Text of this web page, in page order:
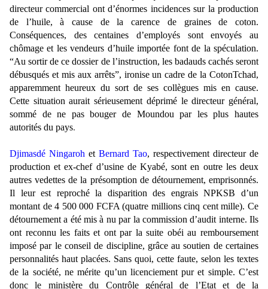
directeur commercial ont d’énormes incidences sur la production
de l’huile, à cause de la carence de graines de coton.
Conséquences, des centaines d’employés sont envoyés au
chômage et les vendeurs d’huile importée font de la spéculation.
“Au sortir de ce dossier de l’instruction, les badauds cachés seront
débusqués et mis aux arrêts”, ironise un cadre de la CotonTchad,
apparemment heureux du sort de ses collègues mis en cause.
Cette situation aurait sérieusement déprimé le directeur général,
sommé de ne pas bouger de Moundou par les plus hautes
autorités du pays.
Djimasdé Ningaroh et Bernard Tao, respectivement directeur de
production et ex-chef d’usine de Kyabé, sont en outre les deux
autres vedettes de la présomption de détournement, emprisonnés.
Il leur est reproché la disparition des engrais NPKSB d’un
montant de 4 500 000 FCFA (quatre millions cinq cent mille). Ce
détournement a été mis à nu par la commission d’audit interne. Ils
ont reconnu les faits et ont par la suite obéi au remboursement
imposé par le conseil de discipline, grâce au soutien de certaines
personnalités haut placées. Sans quoi, cette faute, selon les textes
de la société, ne mérite qu’un licenciement pur et simple. C’est
donc le ministère du Contrôle général de l’Etat et de la